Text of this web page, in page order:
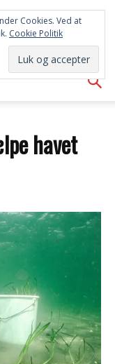
havet
Cookies. Ved at
Cookie Politik